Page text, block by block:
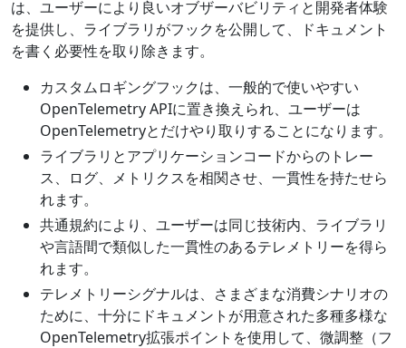
は、ユーザーにより良いオブザーバビリティと開発者体験
を提供し、ライブラリがフックを公開して、ドキュメント
を書く必要性を取り除きます。
カスタムロギングフックは、一般的で使いやすい
OpenTelemetry APIに置き換えられ、ユーザーは
OpenTelemetryとだけやり取りすることになります。
ライブラリとアプリケーションコードからのトレー
ス、ログ、メトリクスを相関させ、一貫性を持たせら
れます。
共通規約により、ユーザーは同じ技術内、ライブラリ
や言語間で類似した一貫性のあるテレメトリーを得ら
れます。
テレメトリーシグナルは、さまざまな消費シナリオの
ために、十分にドキュメントが用意された多種多様な
OpenTelemetry拡張ポイントを使用して、微調整（フ